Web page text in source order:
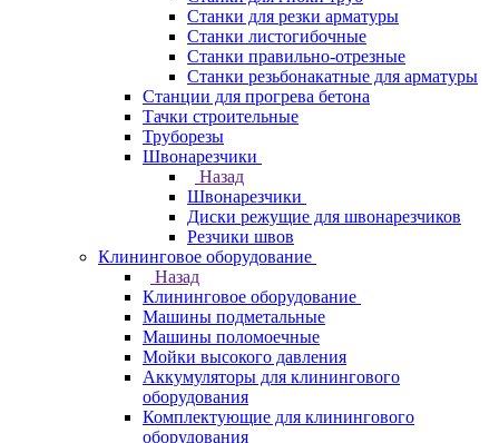
Станки для резки арматуры
Станки листогибочные
Станки правильно-отрезные
Станки резьбонакатные для арматуры
Станции для прогрева бетона
Тачки строительные
Труборезы
Швонарезчики
Назад
Швонарезчики
Диски режущие для швонарезчиков
Резчики швов
Клининговое оборудование
Назад
Клининговое оборудование
Машины подметальные
Машины поломоечные
Мойки высокого давления
Аккумуляторы для клинингового
оборудования
Комплектующие для клинингового
оборудования